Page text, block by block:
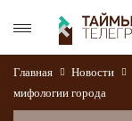
Главная Новости
мифологии города